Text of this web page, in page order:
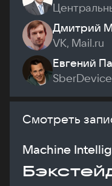
Дмитрий
VK, Mail.ru
Евгений
Смотреть
Machine